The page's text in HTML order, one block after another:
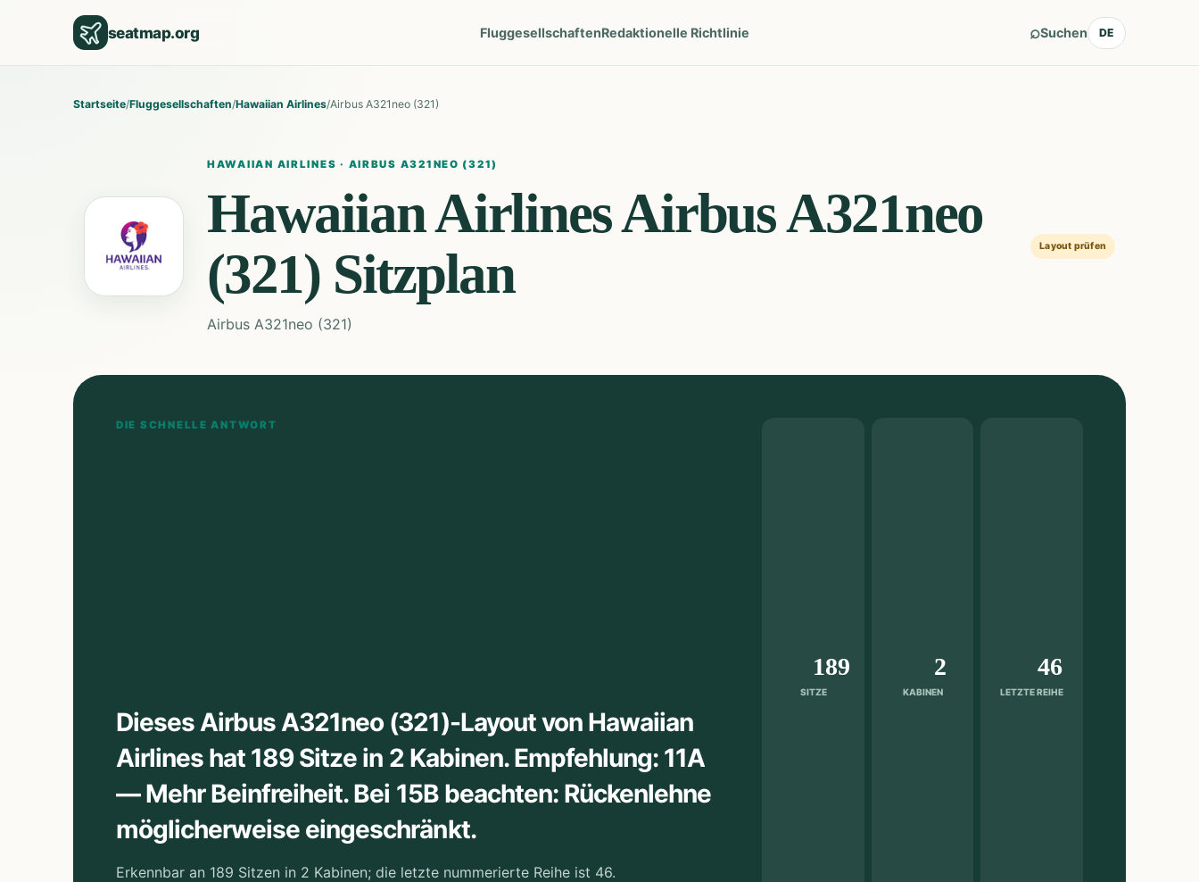
seatmap.org FluggesellschaftenRedaktionelle Richtlinie ⌕Suchen DE
Startseite/Fluggesellschaften/Hawaiian Airlines/Airbus A321neo (321)
HAWAIIAN AIRLINES · AIRBUS A321NEO (321)
Hawaiian AirlinesAirbus A321neo
(321) Sitzplan
Airbus A321neo (321)
Layout prüfen
DIE SCHNELLE ANTWORT
Dieses Airbus A321neo (321)-Layout von Hawaiian
Airlines hat 189 Sitze in 2 Kabinen. Empfehlung: 11A
— Mehr Beinfreiheit. Bei 15B beachten: Rückenlehne
möglicherweise eingeschränkt.
Erkennbar an 189 Sitzen in 2 Kabinen; die letzte nummerierte Reihe ist 46.
SITZE
189
KABINEN
2
LETZTE REIHE
46